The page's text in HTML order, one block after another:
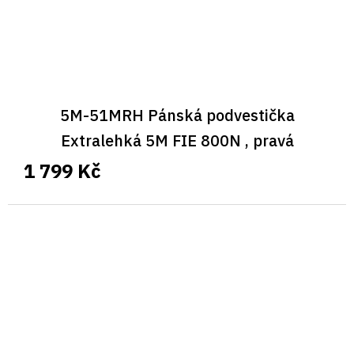
5M-51MRH Pánská podvestička
Extralehká 5M FIE 800N , pravá
1 799 Kč